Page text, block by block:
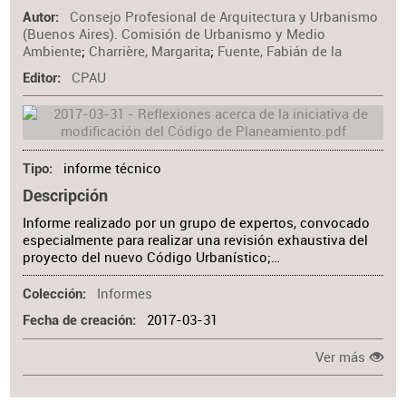
Autor
Consejo Profesional de Arquitectura y Urbanismo
(Buenos Aires). Comisión de Urbanismo y Medio
Ambiente; Charrière, Margarita; Fuente, Fabián de la
Editor CPAU
Tipo informe técnico
Descripción
Informe realizado por un grupo de expertos, convocado
especialmente para realizar una revisión exhaustiva del
proyecto del nuevo Código Urbanístico;…
Colección Informes
Fecha de creación 2017-03-31
Ver más